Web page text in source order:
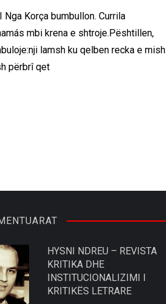
Nga Korça bumbullon. Currila
mbi krena e shtroje.Pështillen,
lamsh ku qelben recka e mish
përbrî qet
HYSNI NDREU – REVISTA
KRITIKA DHE
INSTITUCIONALIZIMI I
KRITIKËS LETRARE